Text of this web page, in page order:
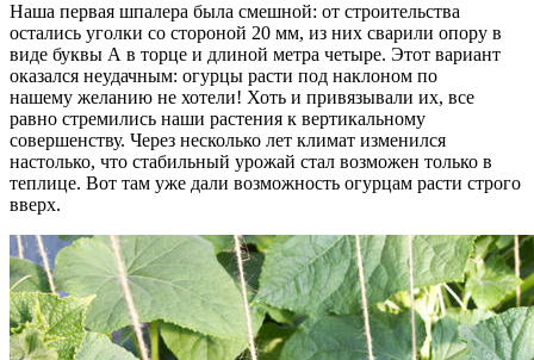
Наша первая шпалера была смешной: от строительства
остались уголки со стороной 20 мм, из них сварили опору в
виде буквы А в торце и длиной метра четыре. Этот вариант
оказался неудачным: огурцы расти под наклоном по
нашему желанию не хотели! Хоть и привязывали их, все
равно стремились наши растения к вертикальному
совершенству. Через несколько лет климат изменился
настолько, что стабильный урожай стал возможен только в
теплице. Вот там уже дали возможность огурцам расти строго
вверх.